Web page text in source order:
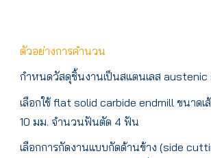
ตัวอย่างการคำนวน
กำหนดวัสดุชิ้นงานเป็นสแตนเลส
เลือกใช้ flat solid carbide endmill ขนาด
10 มม. จำนวนฟันตัด 4 ฟัน
เลือกการกัดงานแบบกัดด้านข้าง (side